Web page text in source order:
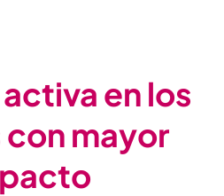
en los
mayor